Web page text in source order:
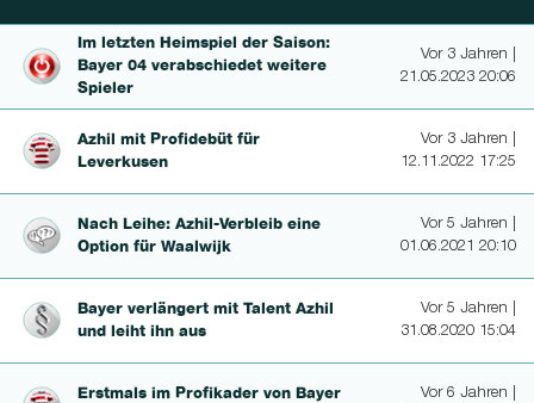
Im letzten Heimspiel der Saison:
Bayer 04 verab­schie­det weitere
Spieler
Vor 3 Jahren |
21.05.2023 20:06
Azhil mit Profidebüt für
Leverkusen
Vor 3 Jahren |
12.11.2022 17:25
Nach Leihe: Az­hil-Verbleib eine
Option für Waalwijk
Vor 5 Jahren |
01.06.2021 20:10
Bayer verlängert mit Talent Azhil
und leiht ihn aus
Vor 5 Jahren |
31.08.2020 15:04
Erstmals im Profikader von Bayer
Vor 6 Jahren |